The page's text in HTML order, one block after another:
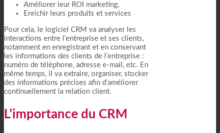
Améliorer leur ROI marketing,
Enrichir leurs produits et services
Pour cela, le logiciel CRM va analyser les
interactions entre l’entreprise et ses clients,
notamment en enregistrant et en conservant
les informations des clients de l’entreprise :
numéro de téléphone, adresse e-mail, etc. En
même temps, il va extraire, organiser, stocker
des informations précises afin d’améliorer
continuellement la relation client.
L’importance du CRM